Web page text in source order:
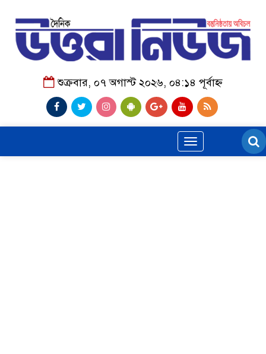
শুক্রবার, ০৭ অগাস্ট ২০২৬, ০৪:১৪ পূর্বাহ্ন
Toggle
navigation